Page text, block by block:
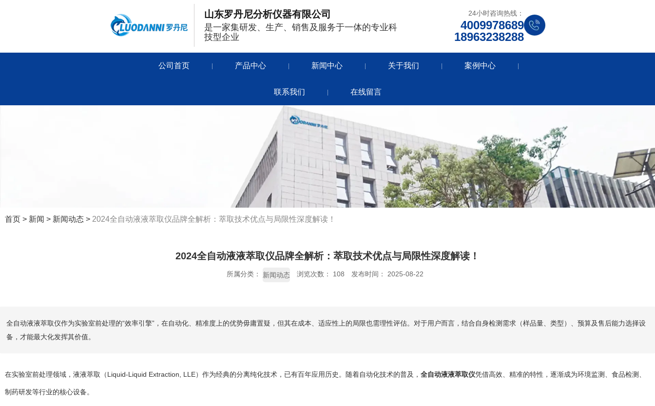
山东罗丹尼分析仪器有限公司
是一家集研发、生产、销售及服务于一体的专业科
技型企业
24小时咨询热线：
4009978689
18963238288
公司首页 | 产品中心 | 新闻中心 | 关于我们 | 案例中心 |
联系我们 | 在线留言
首页 > 新闻 > 新闻动态 > 2024全自动液液萃取仪品牌全解析：萃取技术优点与局限性深度解读！
2024全自动液液萃取仪品牌全解析：萃取技术优点与局限性深度解读！
所属分类： 新闻动态 浏览次数： 108 发布时间： 2025-08-22
全自动液液萃取仪作为实验室前处理的“效率引擎”，在自动化、精准度上的优势毋庸置疑，但其在成本、适应性上的局限也需理性评估。对于用户而言，结合自身检测需求（样品量、类型）、预算及售后能力选择设
备，才能最大化发挥其价值。
在实验室前处理领域，液液萃取（Liquid-Liquid Extraction, LLE）作为经典的分离纯化技术，已有百年应用历史。随着自动化技术的普及， 全自动液液萃取仪凭借高效、精准的特性，逐渐成为环境监测、食品检测、
制药研发等行业的核心设备。